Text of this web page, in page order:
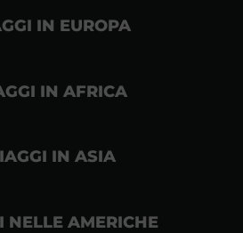
IN EUROPA
IN AFRICA
IN ASIA
NELLE AMERICHE